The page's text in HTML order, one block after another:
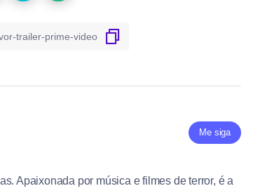
Me siga
Apaixonada por música e filmes de terror, é a